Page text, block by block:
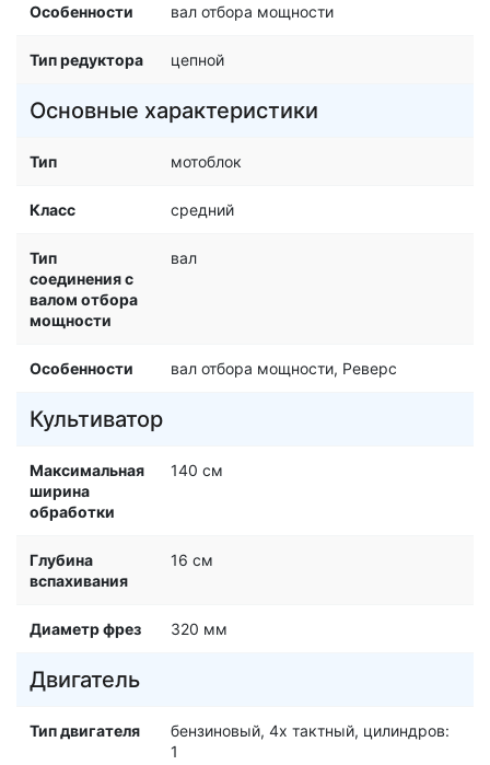
Особенности вал отбора мощности
Тип редуктора цепной
Основные характеристики
Тип мотоблок
Класс средний
Тип
соединения с
валом отбора
мощности
вал
Особенности вал отбора мощности, Реверс
Культиватор
Максимальная
ширина
обработки
140 см
Глубина
вспахивания
16 см
Диаметр фрез 320 мм
Двигатель
Тип двигателя
бензиновый, 4х тактный, цилиндров:
1